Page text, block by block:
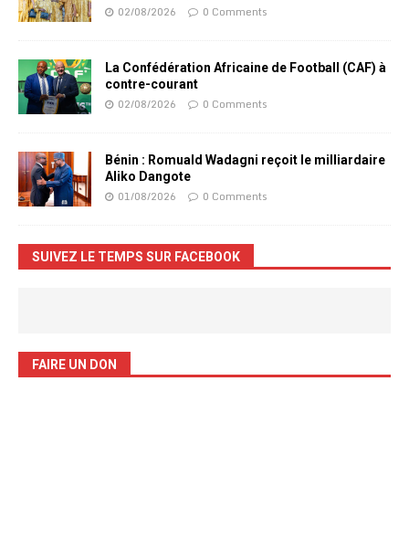
02/08/2026 0 Comments
La Confédération Africaine de Football (CAF) à
contre-courant
02/08/2026 0 Comments
Bénin : Romuald Wadagni reçoit le milliardaire
Aliko Dangote
01/08/2026 0 Comments
SUIVEZ LE TEMPS SUR FACEBOOK
FAIRE UN DON